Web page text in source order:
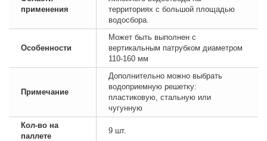
применения
территориях с большой площадью
водосбора.
Особенности
Может быть выполнен с
вертикальным патрубком диаметром
110-160 мм
Примечание
Дополнительно можно выбрать
водоприемную решетку:
пластиковую, стальную или
чугунную
Кол-во на
паллете
9 шт.